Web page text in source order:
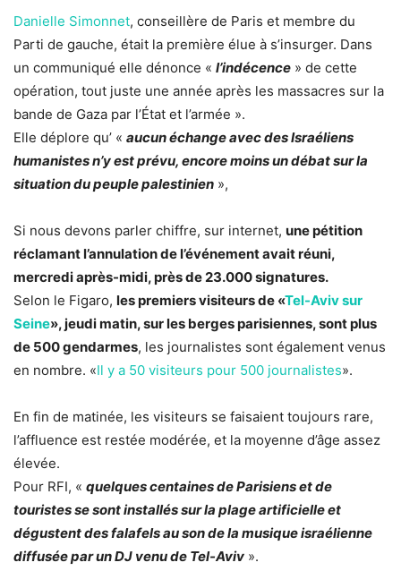
Danielle Simonnet, conseillère de Paris et membre du
Parti de gauche, était la première élue à s’insurger. Dans
un communiqué elle dénonce « l’indécence » de cette
opération, tout juste une année après les massacres sur la
bande de Gaza par l’État et l’armée ».
Elle déplore qu’ « aucun échange avec des Israéliens
humanistes n’y est prévu, encore moins un débat sur la
situation du peuple palestinien »,
Si nous devons parler chiffre, sur internet, une pétition
réclamant l’annulation de l’événement avait réuni,
mercredi après-midi, près de 23.000 signatures.
Selon le Figaro, les premiers visiteurs de «Tel-Aviv sur
Seine», jeudi matin, sur les berges parisiennes, sont plus
de 500 gendarmes, les journalistes sont également venus
en nombre. «Il y a 50 visiteurs pour 500 journalistes».
En fin de matinée, les visiteurs se faisaient toujours rare,
l’affluence est restée modérée, et la moyenne d’âge assez
élevée.
Pour RFI, « quelques centaines de Parisiens et de
touristes se sont installés sur la plage artificielle et
dégustent des falafels au son de la musique israélienne
diffusée par un DJ venu de Tel-Aviv ».